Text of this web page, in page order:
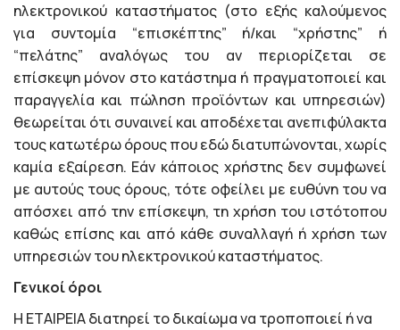
ηλεκτρονικού καταστήματος (στο εξής καλούμενος
για συντομία “επισκέπτης” ή/και “χρήστης” ή
“πελάτης” αναλόγως του αν περιορίζεται σε
επίσκεψη μόνον στο κατάστημα ή πραγματοποιεί και
παραγγελία και πώληση προϊόντων και υπηρεσιών)
θεωρείται ότι συναινεί και αποδέχεται ανεπιφύλακτα
τους κατωτέρω όρους που εδώ διατυπώνονται, χωρίς
καμία εξαίρεση. Εάν κάποιος χρήστης δεν συμφωνεί
με αυτούς τους όρους, τότε οφείλει με ευθύνη του να
απόσχει από την επίσκεψη, τη χρήση του ιστότοπου
καθώς επίσης και από κάθε συναλλαγή ή χρήση των
υπηρεσιών του ηλεκτρονικού καταστήματος.
Γενικοί όροι
Η ΕΤΑΙΡΕΙΑ διατηρεί το δικαίωμα να τροποποιεί ή να